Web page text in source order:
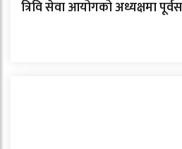
त्रिवि सेवा आयोगको अध्यक्षमा